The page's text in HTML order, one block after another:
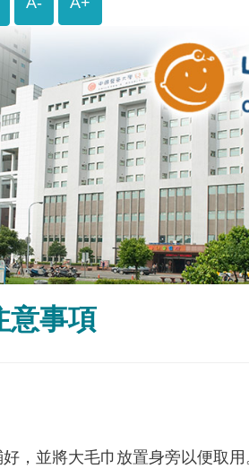
意事項
，並將大毛巾放置身旁以便取用